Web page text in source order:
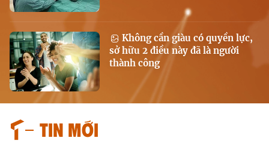
Không cần giàu có quyền lực,
sở hữu 2 điều này đã là người
thành công
Tin mới